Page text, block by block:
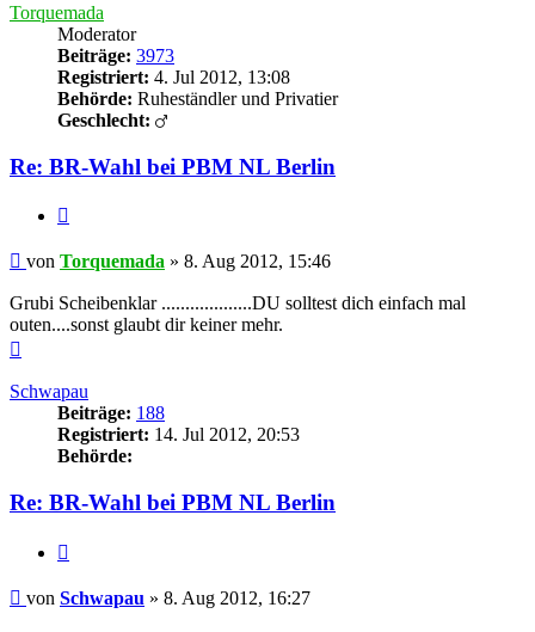
Torquemada
Moderator
Beiträge: 3973
Registriert: 4. Jul 2012, 13:08
Behörde: Ruheständler und Privatier
Geschlecht:
Re: BR-Wahl bei PBM NL Berlin
Beitrag
von Torquemada » 8. Aug 2012, 15:46
Grubi Scheibenklar ...................DU solltest dich einfach mal
outen....sonst glaubt dir keiner mehr.
Schwapau
Beiträge: 188
Registriert: 14. Jul 2012, 20:53
Behörde:
Re: BR-Wahl bei PBM NL Berlin
Beitrag
von Schwapau » 8. Aug 2012, 16:27